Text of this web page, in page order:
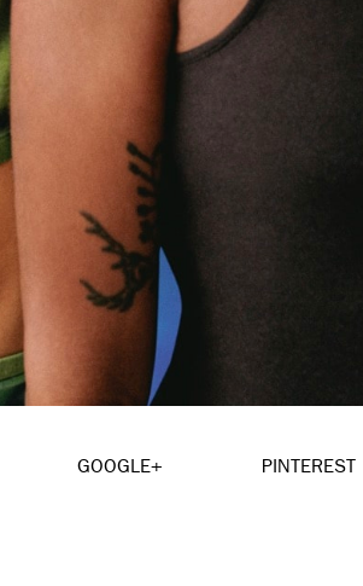
GOOGLE+ PINTEREST